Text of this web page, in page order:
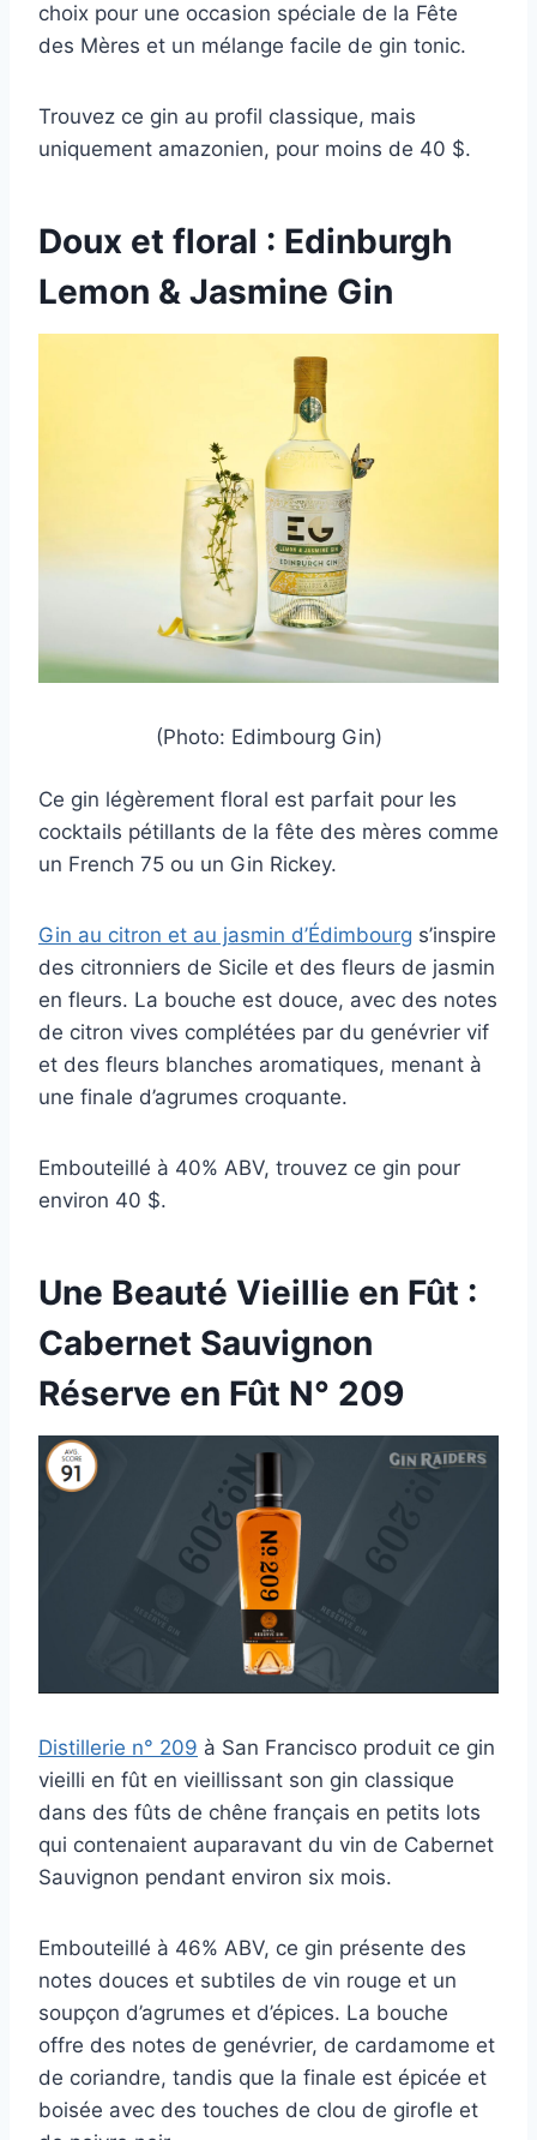
choix pour une occasion spéciale de la Fête
des Mères et un mélange facile de gin tonic.
Trouvez ce gin au profil classique, mais
uniquement amazonien, pour moins de 40 $.
Doux et floral : Edinburgh
Lemon & Jasmine Gin
(Photo: Edimbourg Gin)
Ce gin légèrement floral est parfait pour les
cocktails pétillants de la fête des mères comme
un French 75 ou un Gin Rickey.
Gin au citron et au jasmin d’Édimbourg s’inspire
des citronniers de Sicile et des fleurs de jasmin
en fleurs. La bouche est douce, avec des notes
de citron vives complétées par du genévrier vif
et des fleurs blanches aromatiques, menant à
une finale d’agrumes croquante.
Embouteillé à 40% ABV, trouvez ce gin pour
environ 40 $.
Une Beauté Vieillie en Fût :
Cabernet Sauvignon
Réserve en Fût N° 209
Distillerie n° 209 à San Francisco produit ce gin
vieilli en fût en vieillissant son gin classique
dans des fûts de chêne français en petits lots
qui contenaient auparavant du vin de Cabernet
Sauvignon pendant environ six mois.
Embouteillé à 46% ABV, ce gin présente des
notes douces et subtiles de vin rouge et un
soupçon d’agrumes et d’épices. La bouche
offre des notes de genévrier, de cardamome et
de coriandre, tandis que la finale est épicée et
boisée avec des touches de clou de girofle et